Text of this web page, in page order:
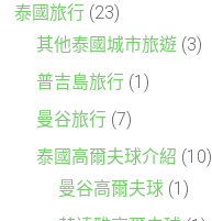
泰國旅行 (23)
其他泰國城市旅遊 (3)
普吉島旅行 (1)
曼谷旅行 (7)
泰國高爾夫球介紹 (10)
曼谷高爾夫球 (1)